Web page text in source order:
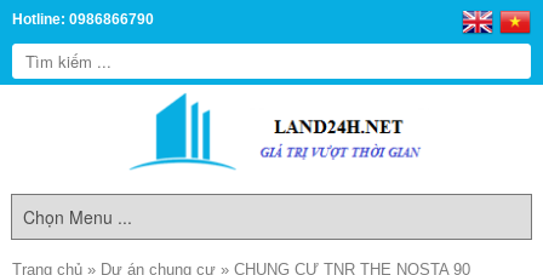
Hotline: 0986866790
Trang chủ » Dự án chung cư » CHUNG CƯ TNR THE NOSTA 90